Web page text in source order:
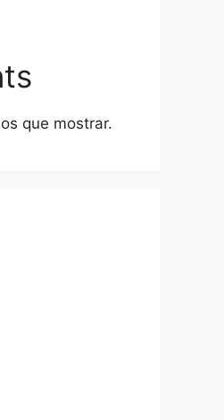
que mostrar.